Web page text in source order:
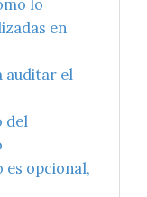
lo
en
auditar el
del
es opcional,